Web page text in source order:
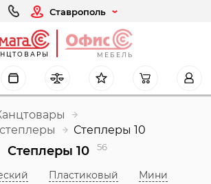
Ставрополь
МЕБЕЛЬ
Степлеры 10
Степлеры 10 56
Пластиковый
Мини